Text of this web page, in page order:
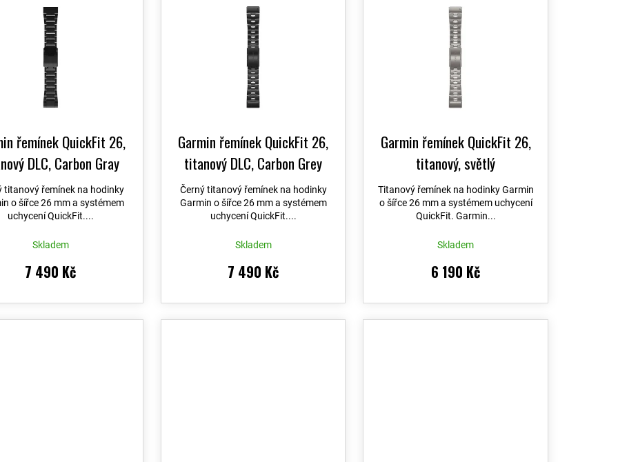
řemínek QuickFit 26,
DLC, Carbon Gray
titanový řemínek na hodinky
o šířce 26 mm a systémem
uchycení QuickFit....
Skladem
7 490 Kč
Garmin řemínek QuickFit 26,
titanový DLC, Carbon Grey
Černý titanový řemínek na hodinky
Garmin o šířce 26 mm a systémem
uchycení QuickFit....
Skladem
7 490 Kč
Garmin řemínek QuickFit 26,
titanový, světlý
Titanový řemínek na hodinky Garmin
o šířce 26 mm a systémem uchycení
QuickFit. Garmin...
Skladem
6 190 Kč